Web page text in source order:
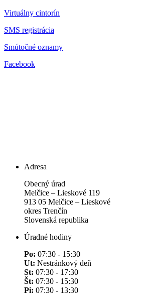
Virtuálny cintorín
SMS registrácia
Smútočné oznamy
Facebook
Adresa
Obecný úrad
Melčice – Lieskové 119
913 05 Melčice – Lieskové
okres Trenčín
Slovenská republika
Úradné hodiny
Po: 07:30 - 15:30
Ut: Nestránkový deň
St: 07:30 - 17:30
Št: 07:30 - 15:30
Pi: 07:30 - 13:30